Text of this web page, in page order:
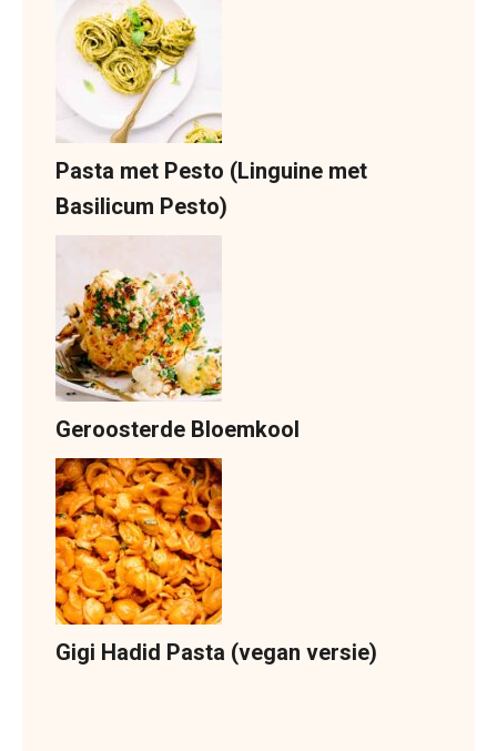
Pasta met Pesto (Linguine met
Basilicum Pesto)
Geroosterde Bloemkool
Gigi Hadid Pasta (vegan versie)